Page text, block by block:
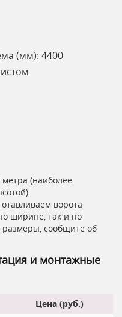
(мм): 4400
(наиболее
ворота
ширине, так и по
размеры, сообщите об
и монтажные
Цена (руб.)